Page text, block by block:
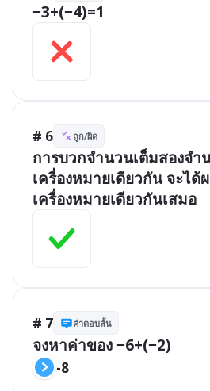
−3+(−4)=1
# 6 ถูก/ผิด
การบวกจำนวนเต็มสองจ
เครื่องหมายเดียวกัน จะไ
เครื่องหมายเดียวกันเสมอ
# 7 คำตอบสั้น
จงหาค่าของ −6+(−2)
-8